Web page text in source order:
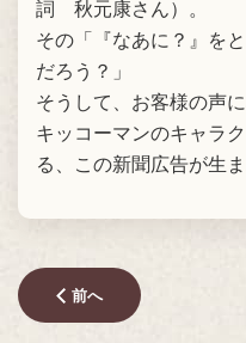
詞 秋元康さん）。
その「『なあに？』を
だろう？」
そうして、お客様の声
キッコーマンのキャラ
る、この新聞広告が生ま
前へ